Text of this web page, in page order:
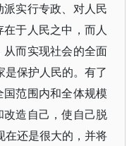
实行专政、对人民
于人民之中，而人
而实现社会的全面
是保护人民的。有了
范围内和全体规模
造自己，使自己脱
在还是很大的，并将